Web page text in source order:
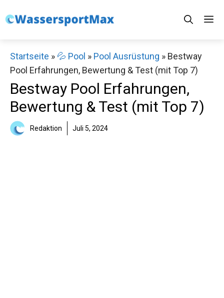
Inhalt
Startseite » 💦 Pool » Pool Ausrüstung » Bestway
Pool Erfahrungen, Bewertung & Test (mit Top 7)
Bestway Pool Erfahrungen,
Bewertung & Test (mit Top 7)
Redaktion Juli 5, 2024